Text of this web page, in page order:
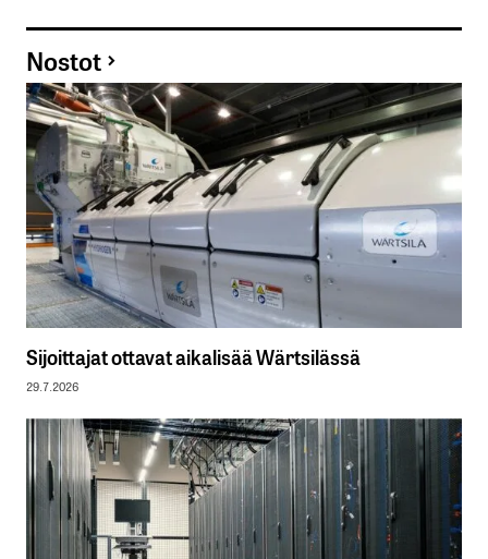
Nostot
Sijoittajat ottavat aikalisää Wärtsilässä
29.7.2026